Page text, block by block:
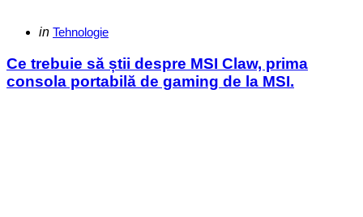
Categories
Posted
in Tehnologie
Ce trebuie să știi despre MSI Claw, prima
consola portabilă de gaming de la MSI.